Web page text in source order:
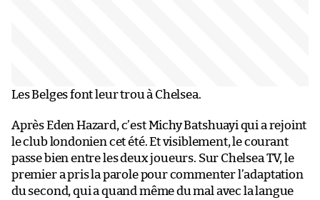
Les Belges font leur trou à Chelsea.
Après Eden Hazard, c’est Michy Batshuayi qui a rejoint
le club londonien cet été. Et visiblement, le courant
passe bien entre les deux joueurs. Sur Chelsea TV, le
premier a pris la parole pour commenter l’adaptation
du second, qui a quand même du mal avec la langue